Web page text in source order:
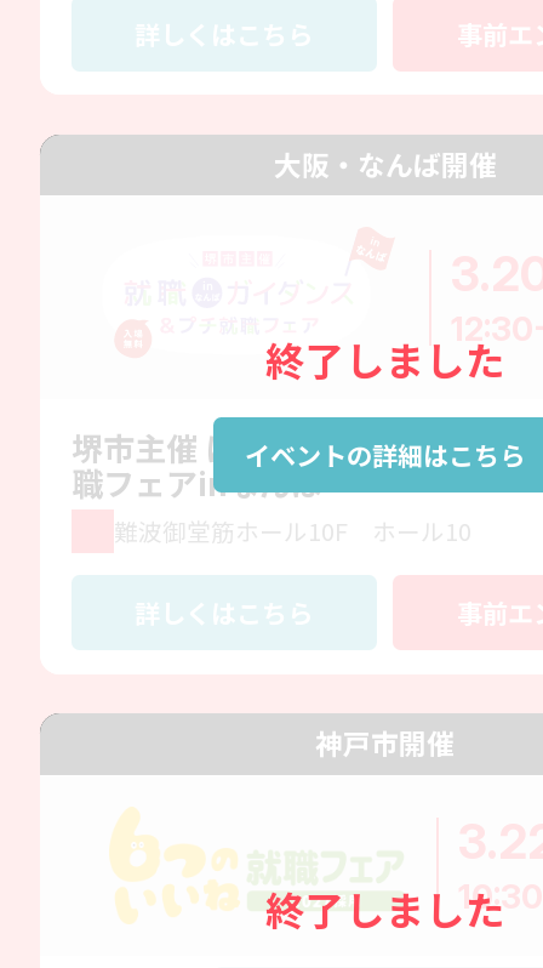
詳しくはこちら 事前エ
終了しました
イベントの詳細はこちら
大阪・なんば開催
堺市主催 ほいコレ就職ガイダン
職フェアinなんば
難波御堂筋ホール10F ホール10
詳しくはこちら 事前エ
終了しました
神戸市開催